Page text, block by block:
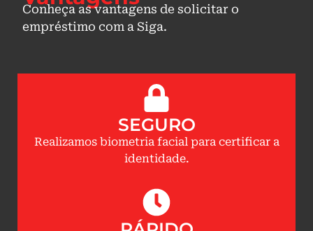
Conheça as vantagens de solicitar o
empréstimo com a Siga.
SEGURO
Realizamos biometria facial para certificar a
identidade.